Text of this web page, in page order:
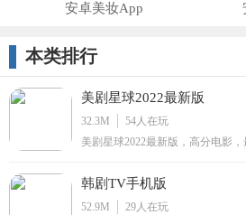
安卓美妆App
本类排行
美剧星球2022最新版
32.3M 54人在玩
美剧星球2022最新版，高分电影
日剧、英剧、纪录片以及综艺等内
韩剧TV手机版
52.9M 29人在玩